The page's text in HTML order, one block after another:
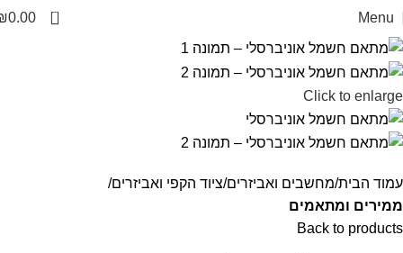
Menu
0
0.00
Click to enlarge
עמוד הבית מחשבים ואביזרים ציוד הקפי ואביזרים
ממירים ומתאמים
Back to products